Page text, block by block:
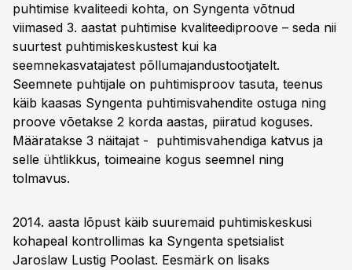
puhtimise kvaliteedi kohta, on Syngenta võtnud
viimased 3. aastat puhtimise kvaliteediproove – seda nii
suurtest puhtimiskeskustest kui ka
seemnekasvatajatest põllumajandustootjatelt.
Seemnete puhtijale on puhtimisproov tasuta, teenus
käib kaasas Syngenta puhtimisvahendite ostuga ning
proove võetakse 2 korda aastas, piiratud koguses.
Määratakse 3 näitajat - puhtimisvahendiga katvus ja
selle ühtlikkus, toimeaine kogus seemnel ning
tolmavus.
2014. aasta lõpust käib suuremaid puhtimiskeskusi
kohapeal kontrollimas ka Syngenta spetsialist
Jaroslaw Lustig Poolast. Eesmärk on lisaks